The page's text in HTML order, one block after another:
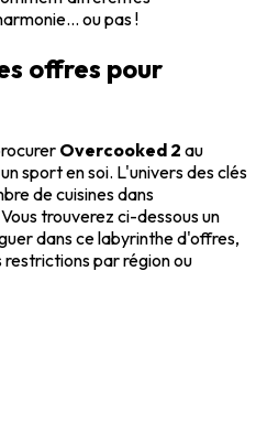
ou pas !
offres pour
Overcooked 2 au
sport en soi. L'univers des clés
de cuisines dans
trouverez ci-dessous un
dans ce labyrinthe d'offres,
restrictions par région ou